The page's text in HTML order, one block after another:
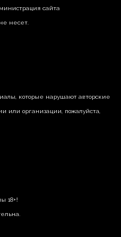
сайта
несет.
которые нарушают авторские
организации, пожалуйста,
18+!